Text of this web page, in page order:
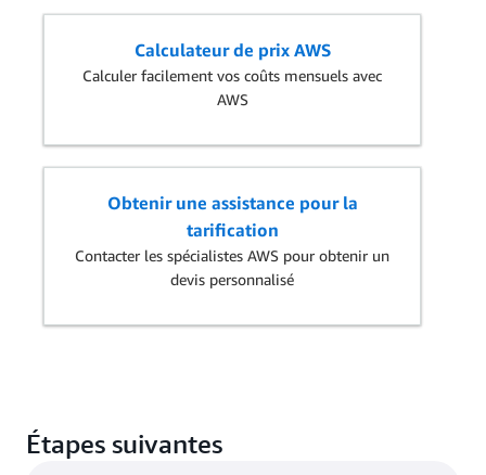
Calculateur de prix AWS
Calculer facilement vos coûts mensuels avec
AWS
Obtenir une assistance pour la
tarification
Contacter les spécialistes AWS pour obtenir un
devis personnalisé
Étapes suivantes